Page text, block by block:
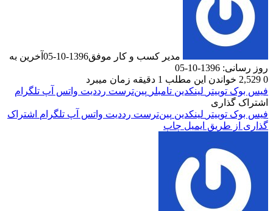
مدیر کسب و کار موفق1396-10-05
آخرین به
10-05
خواندن این مطلب 1 دقیقه زمان میبرد
توییتر لینکدین ‫تامبلر ‫پین‌ترست ‫رددیت واتس آپ تلگرام
توییتر لینکدین ‫پین‌ترست ‫رددیت واتس آپ تلگرام
اشتراک
طریق ایمیل چاپ